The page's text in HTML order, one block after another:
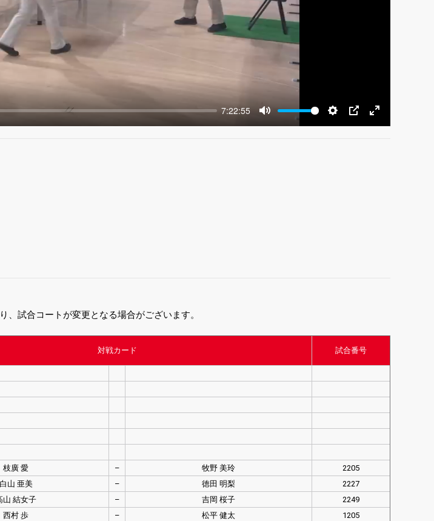
7:22:55
Mute Settings
PIP Enter
試合コートが変更となる場合がございます。
対戦カード 試合番号
枝廣 愛 – 牧野 美玲
2205
白山 亜美 – 徳田 明梨
2227
山 結女子 – 吉岡 桜子
2249
西村 歩 – 松平 健太
1205